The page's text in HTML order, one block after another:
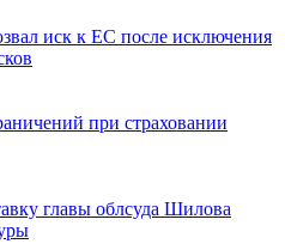
иск к ЕС после исключения
при страховании
главы облсуда Шилова